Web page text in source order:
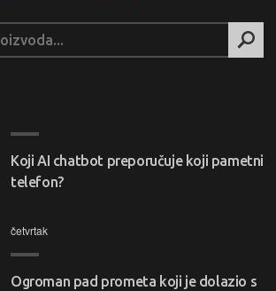
Koji AI chatbot preporučuje koji pametni
telefon?
četvrtak
Ogroman pad prometa koji je dolazio s